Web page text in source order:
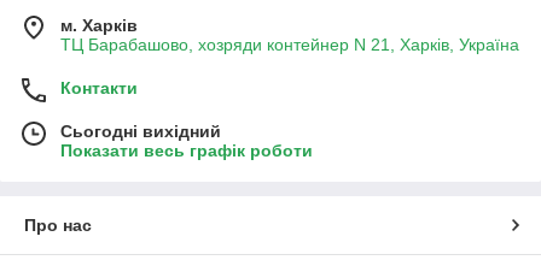
м. Харків
ТЦ Барабашово, хозряди контейнер N 21, Харків, Україна
Контакти
Сьогодні вихідний
Показати весь графік роботи
Про нас